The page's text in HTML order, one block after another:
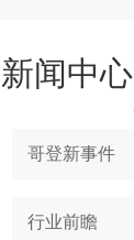
新闻中心
哥登新事件
行业前瞻